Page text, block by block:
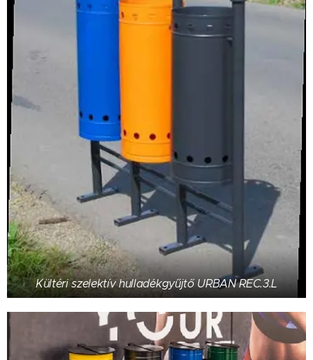
Kültéri szelektív hulladékgyűjtő URBAN REC.3.L